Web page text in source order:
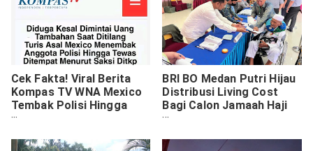
Cek Fakta! Viral Berita
Kompas TV WNA Mexico
Tembak Polisi Hingga
Tewas
BRI BO Medan Putri Hijau
Distribusi Living Cost
Bagi Calon Jamaah Haji
Sumut 1445 H / 2024